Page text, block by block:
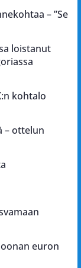
– ”Se
loistanut
kohtalo
– ottelun
euron